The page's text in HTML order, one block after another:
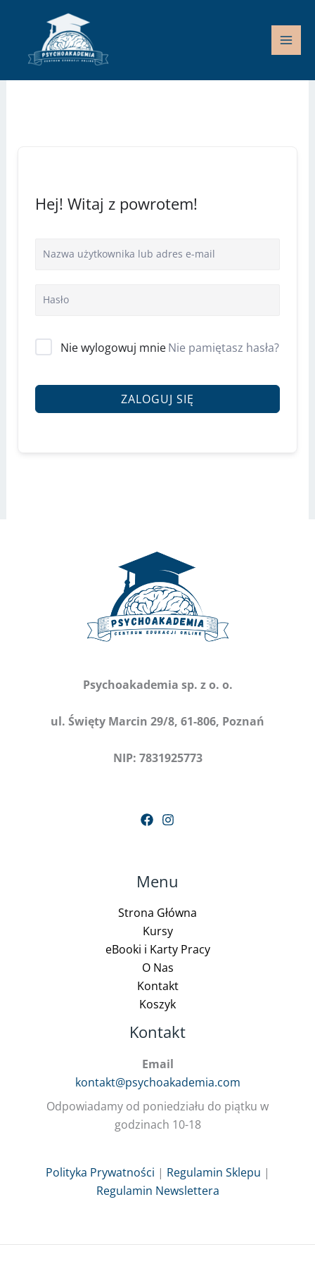
Hej! Witaj z powrotem!
Nie wylogowuj mnieNie pamiętasz hasła?
ZALOGUJ SIĘ
Psychoakademia sp. z o. o.
ul. Święty Marcin 29/8, 61-806, Poznań
NIP: 7831925773
Menu
Strona Główna
Kursy
eBooki i Karty Pracy
O Nas
Kontakt
Koszyk
Kontakt
Email
kontakt@psychoakademia.com
Odpowiadamy od poniedziału do piątku w
godzinach 10-18
Polityka Prywatności | Regulamin Sklepu |
Regulamin Newslettera